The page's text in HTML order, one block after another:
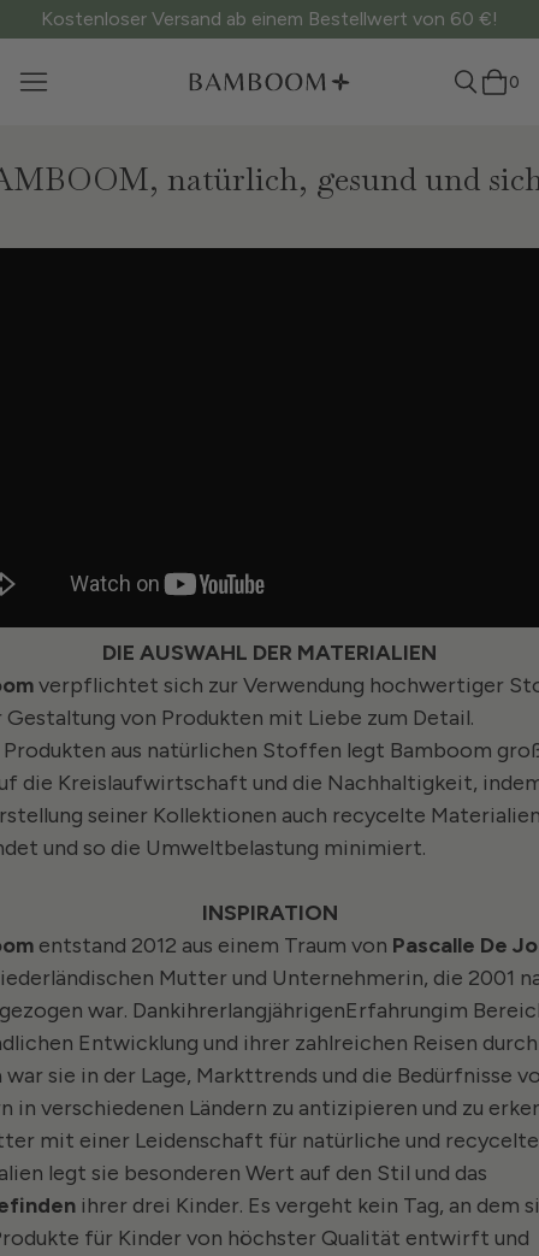
Kostenloser Versand ab einem Bestellwert von 60 €!
0
natürlich, gesund und
DIE AUSWAHL DER MATERIALIEN
verpflichtet sich zur Verwendung hochwertiger
Gestaltung von Produkten mit Liebe zum Detail.
aus natürlichen Stoffen legt Bamboom
die Kreislaufwirtschaft und die Nachhaltigkeit,
seiner Kollektionen auch recycelte
und so die Umweltbelastung minimiert.
INSPIRATION
entstand 2012 aus einem Traum von Pascalle De
Mutter und Unternehmerin, die 2001
war. DankihrerlangjährigenErfahrungim
Entwicklung und ihrer zahlreichen Reisen
war sie in der Lage, Markttrends und die Bedürfnisse
in verschiedenen Ländern zu antizipieren und zu
mit einer Leidenschaft für natürliche und recycelte
legt sie besonderen Wert auf den Stil und das
ihrer drei Kinder. Es vergeht kein Tag, an dem
für Kinder von höchster Qualität entwirft und